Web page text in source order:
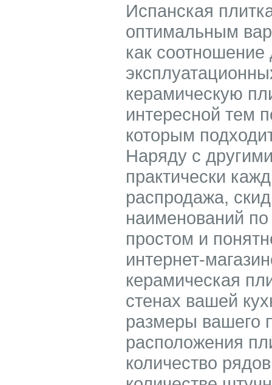
Испанская
оптимальным
как
керамическую
интересной тем
которым
Наряду с
практически
распродажа,
наименований
простом и
интернет-
керамическая
стенах вашей
размеры вашего
расположения
количество